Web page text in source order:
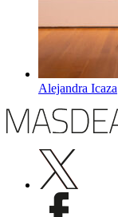
Alejandra Icaza